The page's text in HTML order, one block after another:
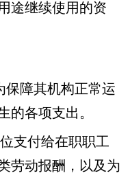
途继续使用的资
保障其机构正常运
的各项支出。
支付给在职职工
劳动报酬，以及为